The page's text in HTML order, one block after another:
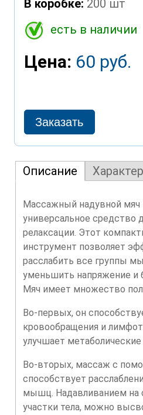
В коробке: 200 шт
есть в наличии
Цена: 60 руб.
Описание
Массажный надувной мяч
универсальное средство
релаксации. Этот
инструмент позволяет
расслабить все группы
уменьшить напряжение и
Мяч имеет множество
Во-первых, он
кровообращения и
улучшает
Во-вторых, массаж с
способствует
мышц. Надавливанием на
участки тела, можно